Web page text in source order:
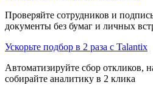
Проверяйте сотрудников и
документы без бумаг и личных
Ускорьте подбор в 2 раза с Talantix
Автоматизируйте сбор откликов,
собирайте аналитику в 2 клика